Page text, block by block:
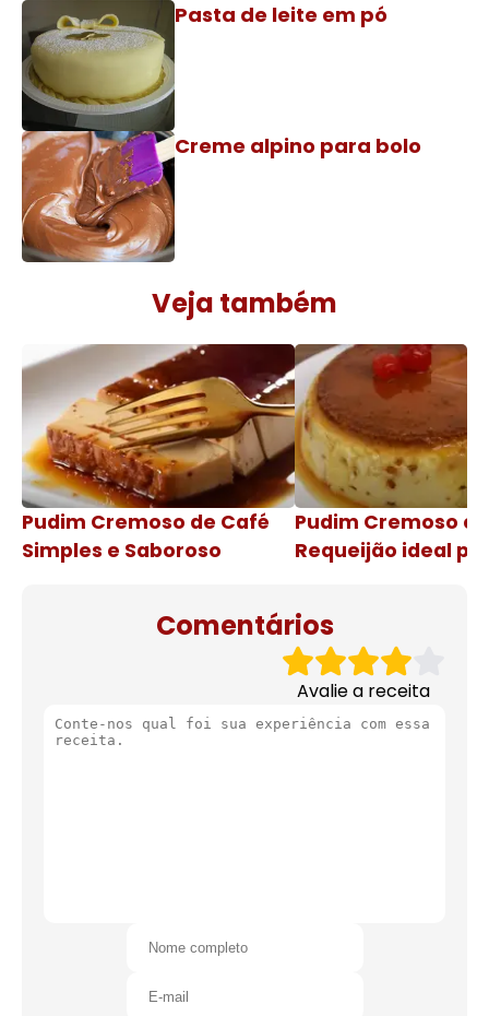
Pasta de leite em pó
Creme alpino para bolo
Veja também
Pudim Cremoso de Café
Simples e Saboroso
Pudim Cremoso
Requeijão ideal
Comentários
Avalie a receita